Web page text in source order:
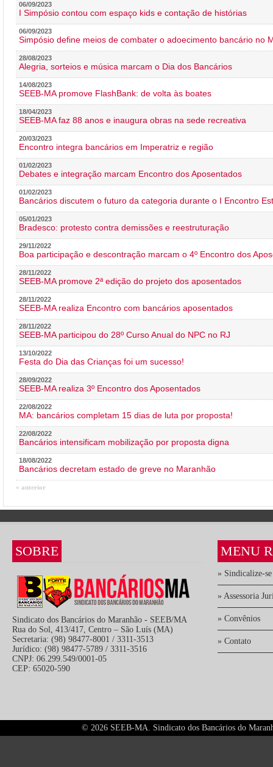
06/09/2023
I Simpósio contou com espaço kids e contação de histórias
06/09/2023
Simpósio define meios de combater o adoecimento bancário no
28/08/2023
Alegria, sorteios e música marcam o Dia dos Bancários
14/08/2023
SEEB-MA promove FlashBank: de volta às boates
18/04/2023
SEEB-MA faz 88 anos e inaugura obras na sede recreativa
20/03/2023
Encontro integra bancários em Imperatriz e região
01/02/2023
Debates e integração marcam Encontro dos Aposentados
01/02/2023
Bancários discutem o futuro da categoria durante o I Encontro
05/01/2023
Bradesco: protesto contra demissões e reestruturação
29/11/2022
Boa participação e descontração marcam o 4º Encontro dos
28/11/2022
SEEB-MA promove 2ª edição do projeto dos aposentados
28/11/2022
SEEB-MA realiza Encontro com bancários aposentados
28/11/2022
SEEB-MA participou do 28º Curso Anual do NPC no RJ
13/10/2022
Festa do Dia das Crianças foi um sucesso!
28/09/2022
SEEB-MA realiza 3º Encontro dos Aposentados
22/08/2022
MA: bancários completam 15 dias de luta por proposta!
22/08/2022
Bancários intensificam mobilização por proposta digna
18/08/2022
Bancários decretam estado de greve no Maranhão
« anterior
SOBRE
Sindicato dos Bancários do Maranhão - SEEB/MA
Rua do Sol, 413/417, Centro – São Luís (MA)
Secretaria: (98) 98477-8001 / 3311-3513
Jurídico: (98) 98477-5789 / 3311-3516
CNPJ: 06.299.549/0001-05
CEP: 65020-590
MENU
» Sindicalize-se
» Assessoria
» Convênios
» Contato
© 2026 SEEB-MA. Sindicato dos Bancários do